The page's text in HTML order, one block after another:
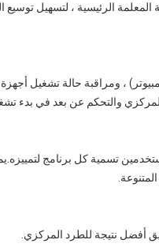
الرئيسية ، لتسهيل توسيع
ذكية (كمبيوتر) ، ومراقبة حالة
والتحكم عن بعد في بدء